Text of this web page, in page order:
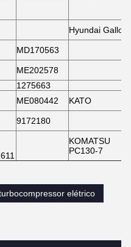
Hyundai
MD170563
ME202578
1275663
ME080442
KATO
9172180
KOMATSU
PC130-7
elétrico